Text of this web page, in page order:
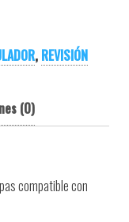
, REVISIÓN
(0)
compatible con